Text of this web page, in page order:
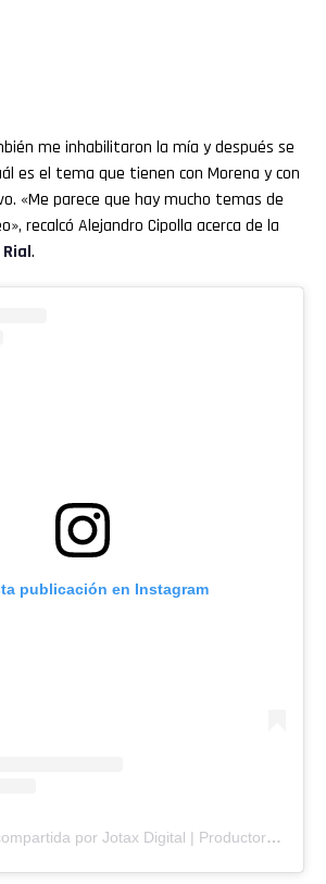
me inhabilitaron la mía y después se
es el tema que tienen con Morena y con
«Me parece que hay mucho temas de
recalcó Alejandro Cipolla acerca de la
.
publicación en Instagram
Una publicación compartida por Jotax Digital | Productora de Contenidos (@jotax.digital)